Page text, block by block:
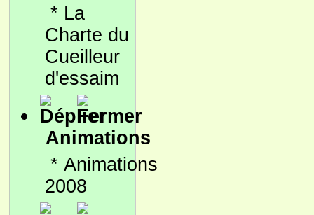
* La
Charte du
Cueilleur
d'essaim
Animations
* Animations
2008